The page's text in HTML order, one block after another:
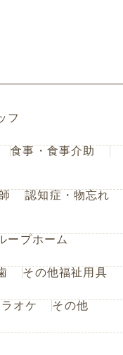
フ
食事・食事介助
認知症・物忘れ
ープホーム
その他福祉用具
オケ その他